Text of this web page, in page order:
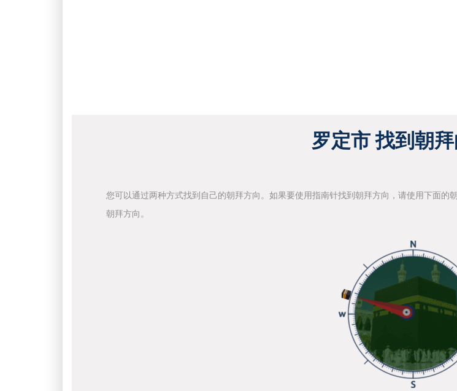
罗定市 找到朝
您可以通过两种方式找到自己的朝拜方向。如果要使用指南针找到朝拜方向，请使用下面
朝拜方向。